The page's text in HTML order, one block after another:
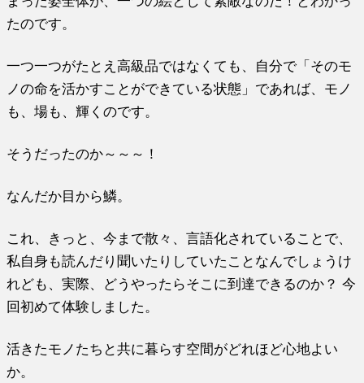
たのです。
一つ一つがたとえ高級品ではなくても、自分で「そのモ
ノの命を活かすことができている状態」であれば、モノ
も、場も、輝くのです。
そうだったのか～～～！
なんだか目から鱗。
これ、きっと、今まで散々、言語化されていることで、
私自身も読んだり聞いたりしていたことなんでしょうけ
れども、実際、どうやったらそこに到達できるのか？ 今
回初めて体験しました。
活きたモノたちと共に暮らす空間がどれほど心地よい
か。